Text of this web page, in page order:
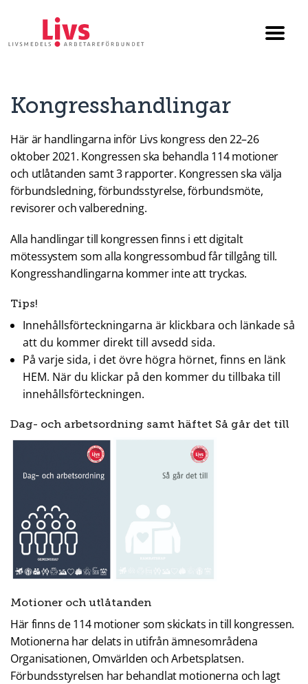
Kongresshandlingar
Här är handlingarna inför Livs kongress den 22–26
oktober 2021. Kongressen ska behandla 114 motioner
och utlåtanden samt 3 rapporter. Kongressen ska välja
förbundsledning, förbundsstyrelse, förbundsmöte,
revisorer och valberedning.
Alla handlingar till kongressen finns i ett digitalt
mötessystem som alla kongressombud får tillgång till.
Kongresshandlingarna kommer inte att tryckas.
Tips!
Innehållsförteckningarna är klickbara och länkade så
att du kommer direkt till avsedd sida.
På varje sida, i det övre högra hörnet, finns en länk
HEM. När du klickar på den kommer du tillbaka till
innehållsförteckningen.
Dag- och arbetsordning samt häftet Så går det till
Motioner och utlåtanden
Här finns de 114 motioner som skickats in till kongressen.
Motionerna har delats in utifrån ämnesområdena
Organisationen, Omvärlden och Arbetsplatsen.
Förbundsstyrelsen har behandlat motionerna och lagt